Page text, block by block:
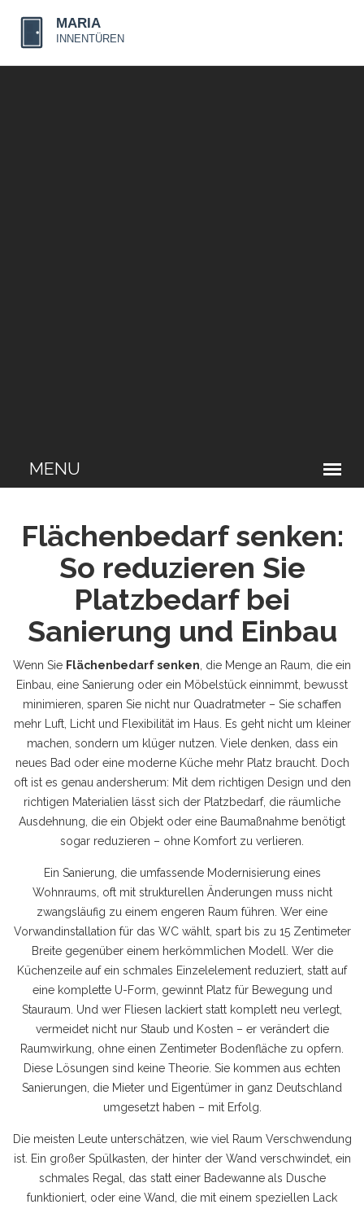
Flächenbedarf senken:
So reduzieren Sie
Platzbedarf bei
Sanierung und Einbau
Wenn Sie Flächenbedarf senken die Menge an Raum, die ein
Einbau, eine Sanierung oder ein Möbelstück einnimmt, bewusst
minimieren , sparen Sie nicht nur Quadratmeter – Sie schaffen
mehr Luft, Licht und Flexibilität im Haus. Es geht nicht um kleiner
machen, sondern um klüger nutzen. Viele denken, dass ein
neues Bad oder eine moderne Küche mehr Platz braucht. Doch
oft ist es genau andersherum: Mit dem richtigen Design und den
richtigen Materialien lässt sich der Platzbedarf, die räumliche
Ausdehnung, die ein Objekt oder eine Baumaßnahme benötigt
sogar reduzieren – ohne Komfort zu verlieren.
Ein Sanierung die umfassende Modernisierung eines
Wohnraums, oft mit strukturellen Änderungen muss nicht
zwangsläufig zu einem engeren Raum führen. Wer eine
Vorwandinstallation für das WC wählt, spart bis zu 15 Zentimeter
Breite gegenüber einem herkömmlichen Modell. Wer die
Küchenzeile auf ein schmales Einzelelement reduziert, statt auf
eine komplette U-Form, gewinnt Platz für Bewegung und
Stauraum. Und wer Fliesen lackiert statt komplett neu verlegt,
vermeidet nicht nur Staub und Kosten – er verändert die
Raumwirkung, ohne einen Zentimeter Bodenfläche zu opfern.
Diese Lösungen sind keine Theorie. Sie kommen aus echten
Sanierungen, die Mieter und Eigentümer in ganz Deutschland
umgesetzt haben – mit Erfolg.
Die meisten Leute unterschätzen, wie viel Raum Verschwendung
ist. Ein großer Spülkasten, der hinter der Wand verschwindet, ein
schmales Regal, das statt einer Badewanne als Dusche
funktioniert, oder eine Wand, die mit einem speziellen Lack